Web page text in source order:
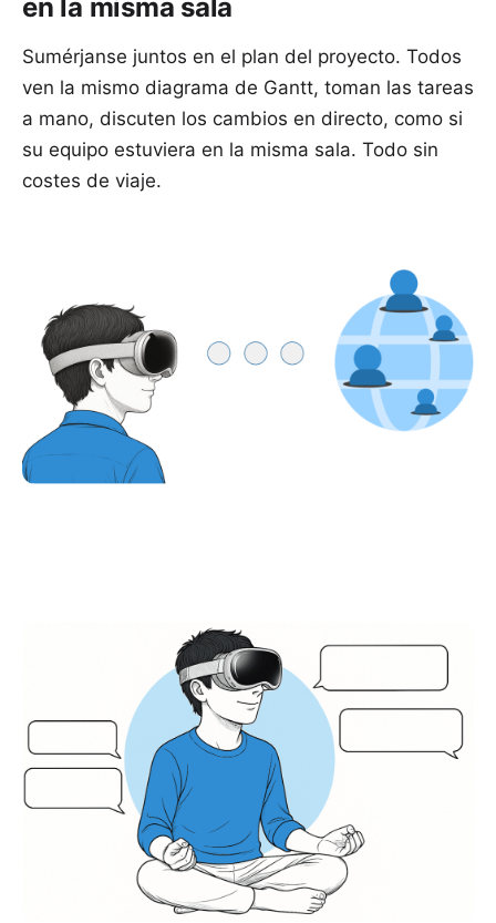
en la misma sala
Sumérjanse juntos en el plan del proyecto. Todos
ven la mismo diagrama de Gantt, toman las tareas
a mano, discuten los cambios en directo, como si
su equipo estuviera en la misma sala. Todo sin
costes de viaje.